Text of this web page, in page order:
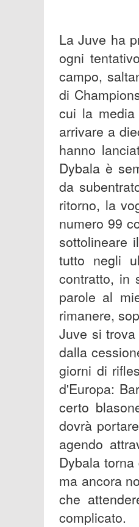
La Juve ha
ogni
campo,
di
cui la
arrivare a
hanno
Dybala è
da
ritorno, la
numero 99
sottolineare
tutto negli
contratto, in
parole al
rimanere,
Juve si
dalla
giorni di
d'Europa:
certo
dovrà
agendo
Dybala
ma ancora
che
complicato.